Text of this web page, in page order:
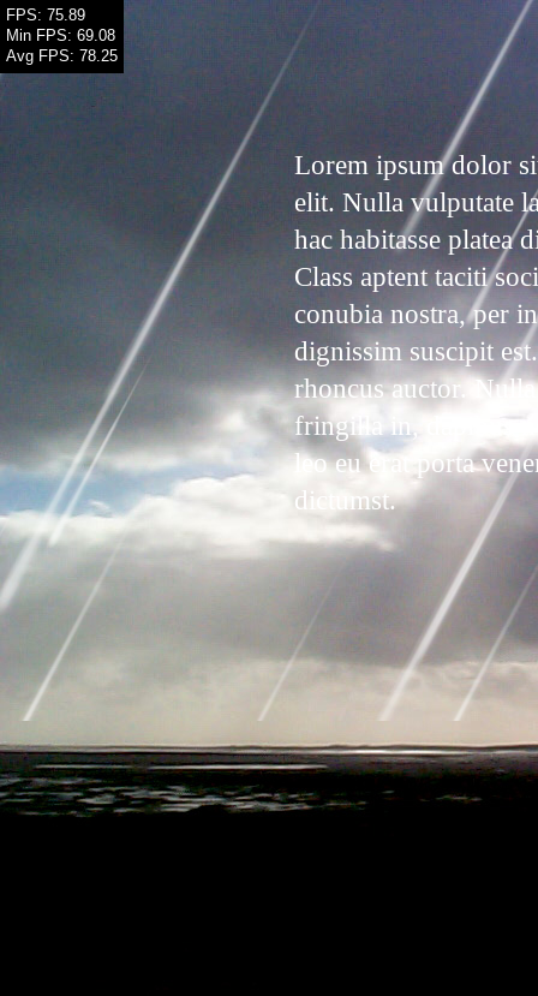
Lorem ipsum dolor
elit. Nulla vulputate
hac habitasse platea
Class aptent taciti
conubia nostra, per
dignissim suscipit
rhoncus auctor.
fringilla in, dapibus
leo eu erat porta
dictumst.
FPS: 67.48
Min FPS: 61.16
Avg FPS: 77.45